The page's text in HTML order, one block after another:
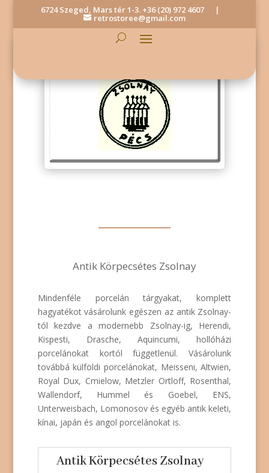
6724 Szeged, Mars tér 1-3. +36 (20) 972 4607 |
retrostoree@gmail.com
Antik Körpecsétes Zsolnay
Mindenféle porcelán tárgyakat, komplett
hagyatékot vásárolunk egészen az antik Zsolnay-
tól kezdve a modernebb Zsolnay-ig, Herendi,
Kispesti, Drasche, Aquincumi, hollóházi
porcelánokat kortól függetlenül. Vásárolunk
továbbá külföldi porcelánokat, Meisseni, Altwien,
Royal Dux, Cmielow, Metzler Ortloff, Rosenthal,
Wallendorf, Hummel és Goebel, ENS,
Unterweisbach, Lomonosov és egyéb antik keleti,
kínai, japán és angol porcelánokat is.
Antik Körpecsétes Zsolnay